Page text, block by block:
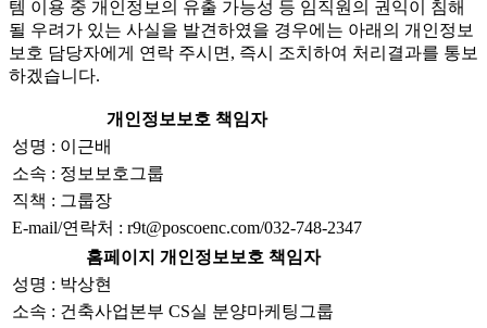
템 이용 중 개인정보의 유출 가능성 등 임직원의 권익이 침해
될 우려가 있는 사실을 발견하였을 경우에는 아래의 개인정보
보호 담당자에게 연락 주시면, 즉시 조치하여 처리결과를 통보
하겠습니다.
개인정보보호 책임자
성명 : 이근배
소속 : 정보보호그룹
직책 : 그룹장
E-mail/연락처 : r9t@poscoenc.com/032-748-2347
홈페이지 개인정보보호 책임자
성명 : 박상현
소속 : 건축사업본부 CS실 분양마케팅그룹